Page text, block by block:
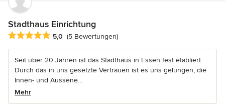
Stadthaus Einrichtung
Durchschnittliche Bewertung: 5 von 5 Sternen
5,0 (5 Bewertungen)
Seit über 20 Jahren ist das Stadthaus in Essen fest etabliert.
Durch das in uns gesetzte Vertrauen ist es uns gelungen, die
Innen- und Aussene...
Mehr